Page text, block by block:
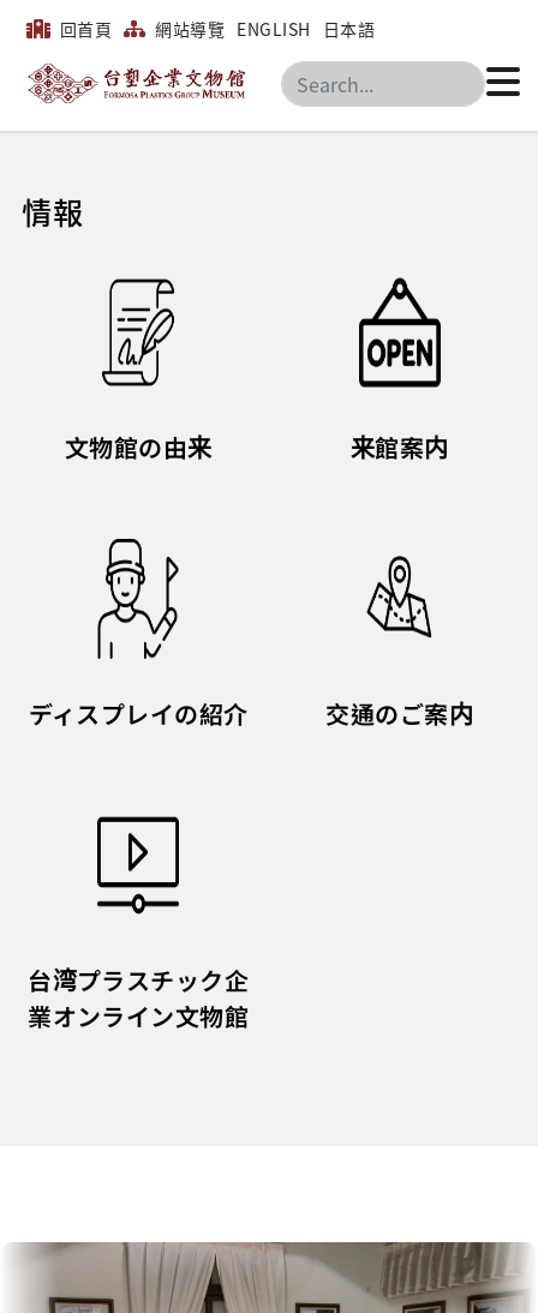
回首頁 網站導覽 ENGLISH 日本語
搜尋
情報
文物館の由来 来館案内
ディスプレイの紹介 交通のご案内
台湾プラスチック企
業オンライン文物館